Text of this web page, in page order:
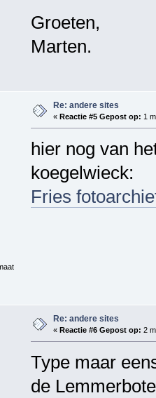
Groeten,
Marten.
Re: andere sites
« Reactie #5 Gepost op: 1
hier nog van
koegelwieck:
Fries
Re: andere sites
« Reactie #6 Gepost op: 2
Type maar
de